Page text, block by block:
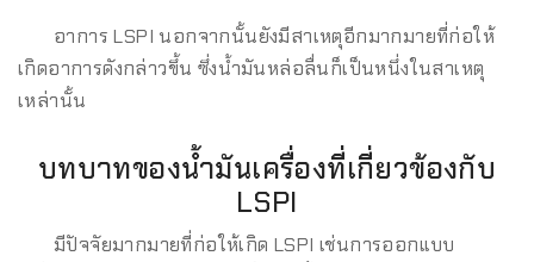
อาการ LSPI นอกจากนั้นยังมีสาเหตุอีกมากมายที่ก่อให้
เกิดอาการดังกล่าวขึ้น ซึ่งน้ำมันหล่อลื่นก็เป็นหนึ่งในสาเหตุ
เหล่านั้น
บทบาทของน้ำมันเครื่องที่เกี่ยวข้องกับ
LSPI
มีปัจจัยมากมายที่ก่อให้เกิด LSPI เช่นการออกแบบ